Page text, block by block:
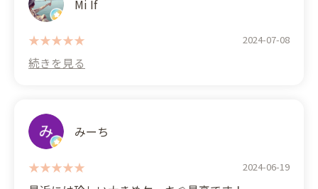
from Izumo city but also from other towns. I'd been
curious about it for a while and finally went, and I
I bought a slice of cake for a birthday, and even
with a plate, it was only around 1500 yen – I was
amazed at how cheap it was! It's especially
surprising in this day and age where you can't find
anything this cheap (lol).
pudding I've ever had! Their customer service is
also fantastic and I always use it as inspiration.
Mi If
2024-07-08
みーち
2024-06-19